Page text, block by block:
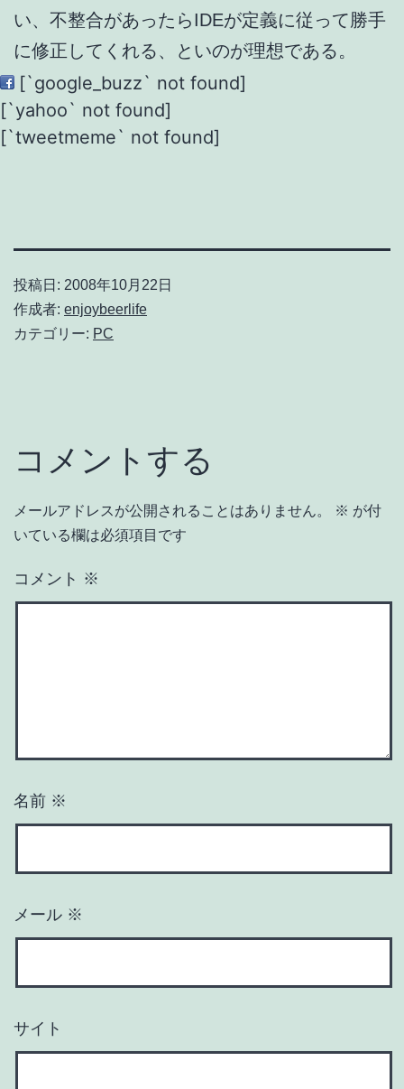
い、不整合があったらIDEが定義に従って勝手
に修正してくれる、といのが理想である。
[`google_buzz` not found]
[`yahoo` not found]
[`tweetmeme` not found]
投稿日: 2008年10月22日
作成者: enjoybeerlife
カテゴリー: PC
コメントする
メールアドレスが公開されることはありません。 ※ が付
いている欄は必須項目です
コメント ※
名前 ※
メール ※
サイト